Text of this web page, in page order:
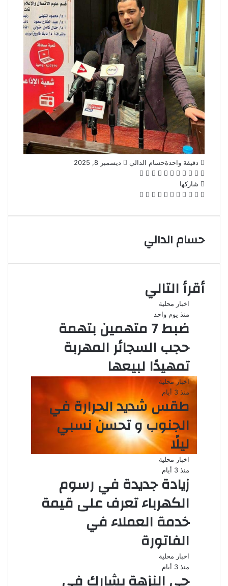
حسام الدالي
أرسل
ديسمبر 8, 2025
دقيقة واحدة
فيسبوك
‫X لينكدإنبينتيريست
‫Pocket
واتساب
تيلقرام
ڤايبر
شاركها
فيسبوك
‫X لينكدإنبينتيريستOdnoklassniki
‫Pocket
مشاركة
البريد
حسام الدالي
أقرأ التالي
اخبار محلية
منذ يوم واحد
ضبط 7 متهمين بتهمة
حجب السجائر المهربة
تمهيدًا لبيعها
اخبار محلية
منذ 3 أيام
طقس شديد الحرارة في
الجنوب و تحسن نسبي
ليلًا
اخبار محلية
منذ 3 أيام
زيادة جديدة في رسوم
الكهرباء تعرف على قيمة
خدمة العملاء في
الفاتورة
اخبار محلية
منذ 3 أيام